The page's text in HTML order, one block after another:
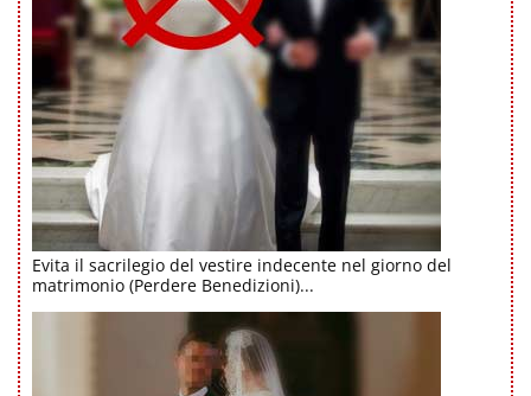
Evita il sacrilegio del vestire indecente nel giorno del
matrimonio (Perdere Benedizioni)...